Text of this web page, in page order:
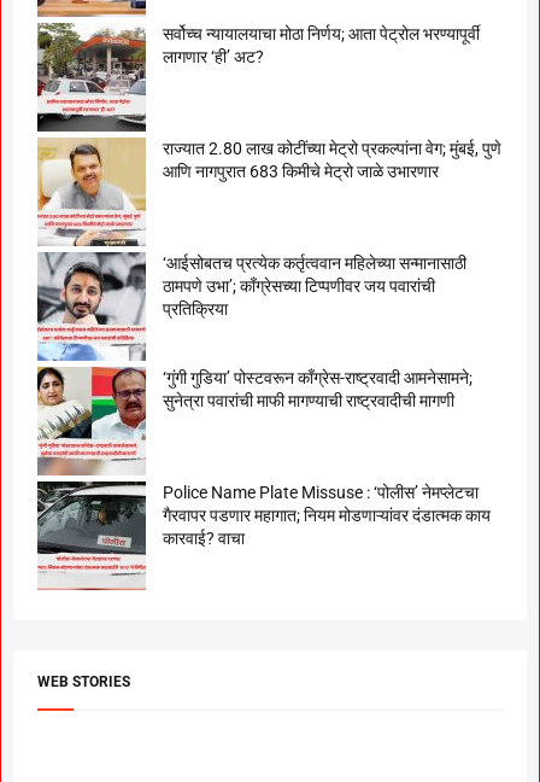
सर्वोच्च न्यायालयाचा मोठा निर्णय; आता पेट्रोल भरण्यापूर्वी
लागणार ‘ही’ अट?
राज्यात 2.80 लाख कोटींच्या मेट्रो प्रकल्पांना वेग; मुंबई, पुणे
आणि नागपुरात 683 किमीचे मेट्रो जाळे उभारणार
‘आईसोबतच प्रत्येक कर्तृत्ववान महिलेच्या सन्मानासाठी
ठामपणे उभा’; काँग्रेसच्या टिप्पणीवर जय पवारांची
प्रतिक्रिया
‘गुंगी गुडिया’ पोस्टवरून काँग्रेस-राष्ट्रवादी आमनेसामने;
सुनेत्रा पवारांची माफी मागण्याची राष्ट्रवादीची मागणी
Police Name Plate Missuse : ‘पोलीस’ नेमप्लेटचा
गैरवापर पडणार महागात; नियम मोडणाऱ्यांवर दंडात्मक काय
कारवाई? वाचा
WEB STORIES